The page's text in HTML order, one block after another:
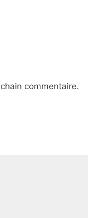
commentaire.